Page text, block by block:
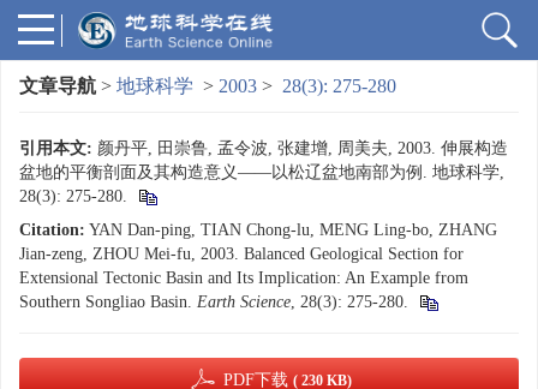
文章导航 > 地球科学 > 2003 > 28(3): 275-280
引用本文: 颜丹平, 田崇鲁, 孟令波, 张建增, 周美夫, 2003. 伸展构造
盆地的平衡剖面及其构造意义——以松辽盆地南部为例. 地球科学,
28(3): 275-280.
Citation: YAN Dan-ping, TIAN Chong-lu, MENG Ling-bo, ZHANG
Jian-zeng, ZHOU Mei-fu, 2003. Balanced Geological Section for
Extensional Tectonic Basin and Its Implication: An Example from
Southern Songliao Basin. Earth Science, 28(3): 275-280.
PDF下载 ( 230 KB)